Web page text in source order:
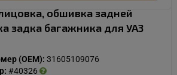
обшивка задней
задка багажника для УАЗ
(OEM): 31605109076
#40326